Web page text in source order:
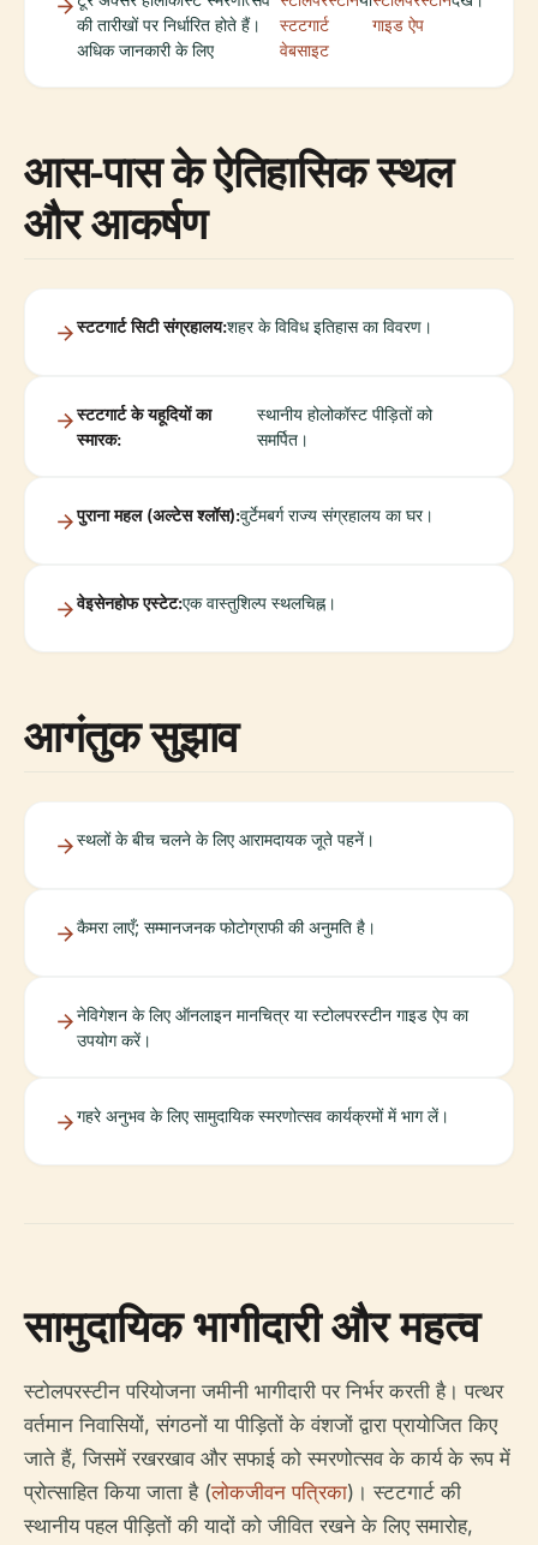
की तारीखों पर निर्धारित होते हैं।
अधिक जानकारी के लिए
स्टटगार्ट
वेबसाइट
गाइड ऐप
आस-पास के ऐतिहासिक स्थल
और आकर्षण
स्टटगार्ट सिटी संग्रहालय:शहर के विविध इतिहास का विवरण।
स्टटगार्ट के यहूदियों का
स्मारक:
स्थानीय होलोकॉस्ट पीड़ितों को
समर्पित।
पुराना महल (अल्टेस श्लॉस):वुर्टेमबर्ग राज्य संग्रहालय का घर।
वेइसेनहोफ एस्टेट:एक वास्तुशिल्प स्थलचिह्न।
आगंतुक सुझाव
स्थलों के बीच चलने के लिए आरामदायक जूते पहनें।
कैमरा लाएँ; सम्मानजनक फोटोग्राफी की अनुमति है।
नेविगेशन के लिए ऑनलाइन मानचित्र या स्टोलपरस्टीन गाइड ऐप का
उपयोग करें।
गहरे अनुभव के लिए सामुदायिक स्मरणोत्सव कार्यक्रमों में भाग लें।
सामुदायिक भागीदारी और महत्व
स्टोलपरस्टीन परियोजना जमीनी भागीदारी पर निर्भर करती है। पत्थर
वर्तमान निवासियों, संगठनों या पीड़ितों के वंशजों द्वारा प्रायोजित किए
जाते हैं, जिसमें रखरखाव और सफाई को स्मरणोत्सव के कार्य के रूप में
प्रोत्साहित किया जाता है (लोकजीवन पत्रिका)। स्टटगार्ट की
स्थानीय पहल पीड़ितों की यादों को जीवित रखने के लिए समारोह,